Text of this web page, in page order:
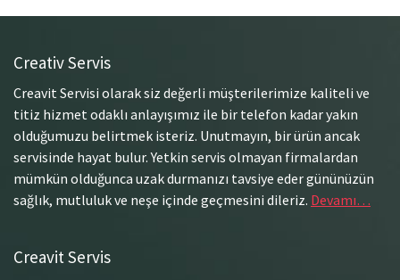
Creativ Servis
Creavit Servisi olarak siz değerli müşterilerimize kaliteli ve
titiz hizmet odaklı anlayışımız ile bir telefon kadar yakın
olduğumuzu belirtmek isteriz. Unutmayın, bir ürün ancak
servisinde hayat bulur. Yetkin servis olmayan firmalardan
mümkün olduğunca uzak durmanızı tavsiye eder gününüzün
sağlık, mutluluk ve neşe içinde geçmesini dileriz. Devamı…
Creavit Servis